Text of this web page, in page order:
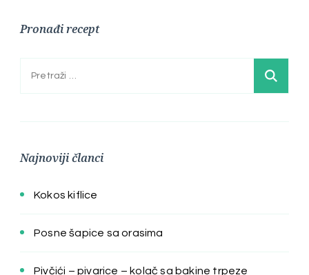
Pronađi recept
Pretraga:
Najnoviji članci
Kokos kiflice
Posne šapice sa orasima
Pivčići – pivarice – kolač sa bakine trpeze